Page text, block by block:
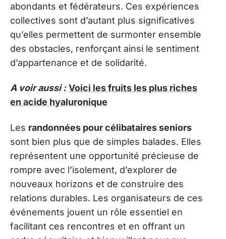
abondants et fédérateurs. Ces expériences
collectives sont d’autant plus significatives
qu’elles permettent de surmonter ensemble
des obstacles, renforçant ainsi le sentiment
d’appartenance et de solidarité.
A voir aussi : Voici les fruits les plus riches
en acide hyaluronique
Les randonnées pour célibataires seniors
sont bien plus que de simples balades. Elles
représentent une opportunité précieuse de
rompre avec l’isolement, d’explorer de
nouveaux horizons et de construire des
relations durables. Les organisateurs de ces
événements jouent un rôle essentiel en
facilitant ces rencontres et en offrant un